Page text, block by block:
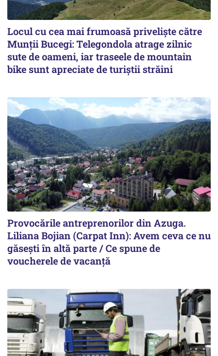
Locul cu cea mai frumoasă priveliște către
Munții Bucegi: Telegondola atrage zilnic
sute de oameni, iar traseele de mountain
bike sunt apreciate de turiștii străini
Provocările antreprenorilor din Azuga.
Liliana Bojian (Carpat Inn): Avem ceva ce nu
găsești în altă parte / Ce spune de
voucherele de vacanță